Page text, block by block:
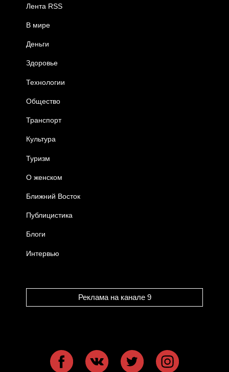
Лента RSS
В мире
Деньги
Здоровье
Технологии
Общество
Транспорт
Культура
Туризм
О женском
Ближний Восток
Публицистика
Блоги
Интервью
Реклама на канале 9